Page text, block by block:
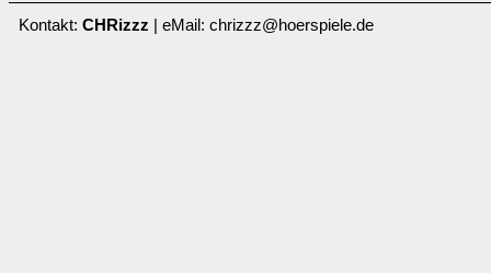
Kontakt: CHRizzz | eMail: chrizzz@hoerspiele.de